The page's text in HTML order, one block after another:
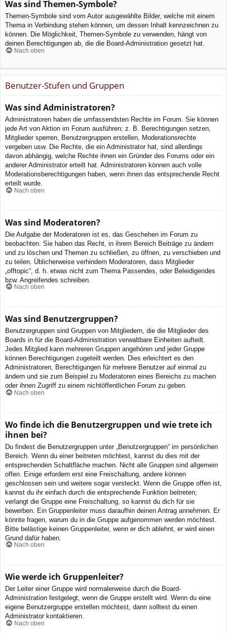
Was sind Themen-Symbole?
Themen-Symbole sind vom Autor ausgewählte Bilder, welche mit einem
Thema in Verbindung stehen können, um dessen Inhalt kennzeichnen zu
können. Die Möglichkeit, Themen-Symbole zu verwenden, hängt von
deinen Berechtigungen ab, die die Board-Administration gesetzt hat.
Nach oben
Benutzer-Stufen und Gruppen
Was sind Administratoren?
Administratoren haben die umfassendsten Rechte im Forum. Sie können
jede Art von Aktion im Forum ausführen; z. B. Berechtigungen setzen,
Mitglieder sperren, Benutzergruppen erstellen, Moderationsrechte
vergeben usw. Die Rechte, die ein Administrator hat, sind allerdings
davon abhängig, welche Rechte ihnen ein Gründer des Forums oder ein
anderer Administrator erteilt hat. Administratoren können auch volle
Moderationsberechtigungen haben, wenn ihnen das entsprechende Recht
erteilt wurde.
Nach oben
Was sind Moderatoren?
Die Aufgabe der Moderatoren ist es, das Geschehen im Forum zu
beobachten. Sie haben das Recht, in ihrem Bereich Beiträge zu ändern
und zu löschen und Themen zu schließen, zu öffnen, zu verschieben und
zu teilen. Üblicherweise verhindern Moderatoren, dass Mitglieder
„offtopic“, d. h. etwas nicht zum Thema Passendes, oder Beleidigendes
bzw. Angreifendes schreiben.
Nach oben
Was sind Benutzergruppen?
Benutzergruppen sind Gruppen von Mitgliedern, die die Mitglieder des
Boards in für die Board-Administration verwaltbare Einheiten aufteilt.
Jedes Mitglied kann mehreren Gruppen angehören und jeder Gruppe
können Berechtigungen zugeteilt werden. Dies erleichtert es den
Administratoren, Berechtigungen für mehrere Benutzer auf einmal zu
ändern und sie zum Beispiel zu Moderatoren eines Bereichs zu machen
oder ihnen Zugriff zu einem nichtöffentlichen Forum zu geben.
Nach oben
Wo finde ich die Benutzergruppen und wie trete ich
ihnen bei?
Du findest die Benutzergruppen unter „Benutzergruppen“ im persönlichen
Bereich. Wenn du einer beitreten möchtest, kannst du dies mit der
entsprechenden Schaltfläche machen. Nicht alle Gruppen sind allgemein
offen. Einige erfordern erst eine Freischaltung, andere können
geschlossen sein und weitere sogar versteckt. Wenn die Gruppe offen ist,
kannst du ihr einfach durch die entsprechende Funktion beitreten;
verlangt die Gruppe eine Freischaltung, so kannst du dich für sie
bewerben. Ein Gruppenleiter muss daraufhin deinen Antrag annehmen. Er
könnte fragen, warum du in die Gruppe aufgenommen werden möchtest.
Bitte belästige keinen Gruppenleiter, wenn er dich ablehnt, er wird einen
Grund dafür haben.
Nach oben
Wie werde ich Gruppenleiter?
Der Leiter einer Gruppe wird normalerweise durch die Board-
Administration festgelegt, wenn die Gruppe erstellt wird. Wenn du eine
eigene Benutzergruppe erstellen möchtest, dann solltest du einen
Administrator kontaktieren.
Nach oben